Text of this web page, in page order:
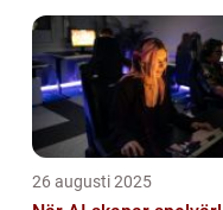
26 augusti 2025